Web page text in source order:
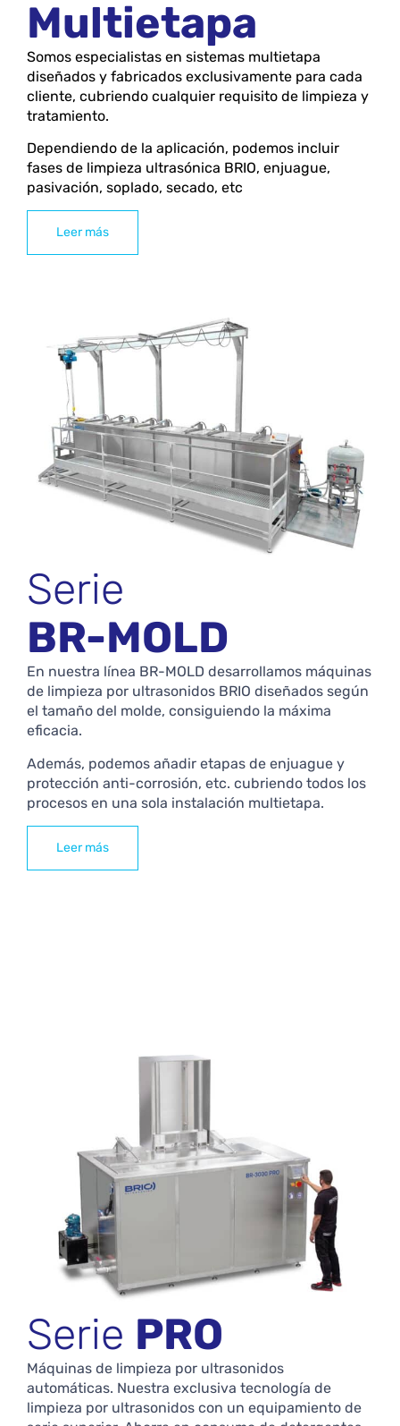
Multietapa
Somos especialistas en sistemas multietapa
diseñados y fabricados exclusivamente para cada
cliente, cubriendo cualquier requisito de limpieza y
tratamiento.
Dependiendo de la aplicación, podemos incluir
fases de limpieza ultrasónica BRIO, enjuague,
pasivación, soplado, secado, etc
Leer más
Serie
BR-MOLD
En nuestra línea BR-MOLD desarrollamos máquinas
de limpieza por ultrasonidos BRIO diseñados según
el tamaño del molde, consiguiendo la máxima
eficacia.
Además, podemos añadir etapas de enjuague y
protección anti-corrosión, etc. cubriendo todos los
procesos en una sola instalación multietapa.
Leer más
Serie PRO
Máquinas de limpieza por ultrasonidos
automáticas. Nuestra exclusiva tecnología de
limpieza por ultrasonidos con un equipamiento de